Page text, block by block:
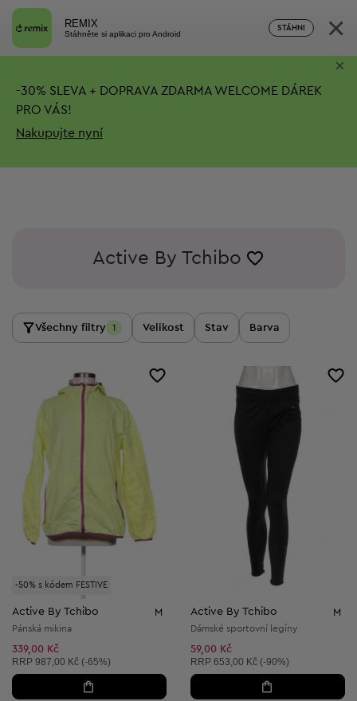
REMIX
Stáhněte si aplikaci pro Android
STÁHNI ×
-30% SLEVA + DOPRAVA ZDARMA WELCOME DÁREK
PRO VÁS!
Nakupujte nyní
×
Active By Tchibo
Všechny filtry 1 Velikost Stav Barva
-50% s kódem FESTIVE
Active By Tchibo M
Pánská mikina
339,00 Kč
Doporučená cena:
RRP 987,00 Kč (-65%)
Active By Tchibo M
Dámské sportovní legíny
59,00 Kč
Doporučená cena:
RRP 653,00 Kč (-90%)